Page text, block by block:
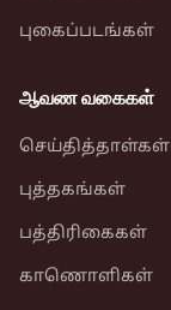
புகைப்படங்கள்
ஆவண வகைகள்
செய்தித்தாள்கள்
புத்தகங்கள்
பத்திரிகைகள்
காணொளிகள்